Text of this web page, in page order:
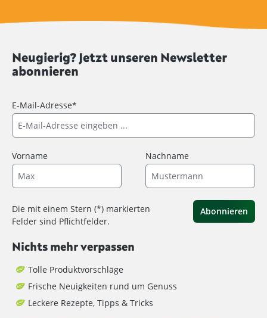
Neugierig? Jetzt unseren Newsletter
abonnieren
E-Mail-Adresse*
Vorname Nachname
Die mit einem Stern (*) markierten
Felder sind Pflichtfelder.
Abonnieren
Nichts mehr verpassen
Tolle Produktvorschläge
Frische Neuigkeiten rund um Genuss
Leckere Rezepte, Tipps & Tricks